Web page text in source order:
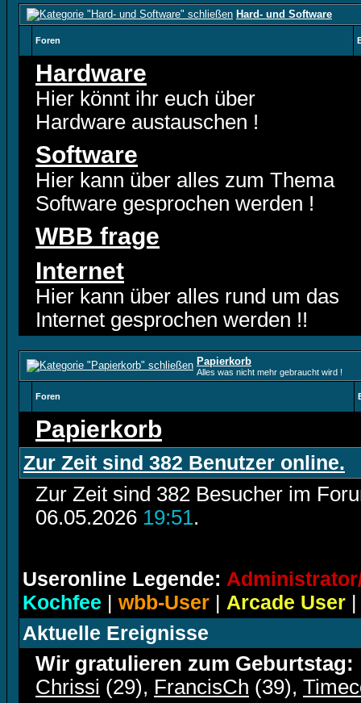
Hard- und Software
Foren
Hardware
Hier könnt ihr euch über
Hardware austauschen !
Software
Hier kann über alles zum Thema
Software gesprochen werden !
WBB frage
Internet
Hier kann über alles rund um das
Internet gesprochen werden !!
Papierkorb
Alles was nicht mehr gebraucht wird !
Foren
Papierkorb
Zur Zeit sind 382 Benutzer online.
Zur Zeit sind 382 Besucher im
06.05.2026 19:51.
Useronline Legende:
Kochfee | wbb-User | Arcade User
Aktuelle Ereignisse
Wir gratulieren zum Geburtstag:
Chrissi (29), FrancisCh (39),